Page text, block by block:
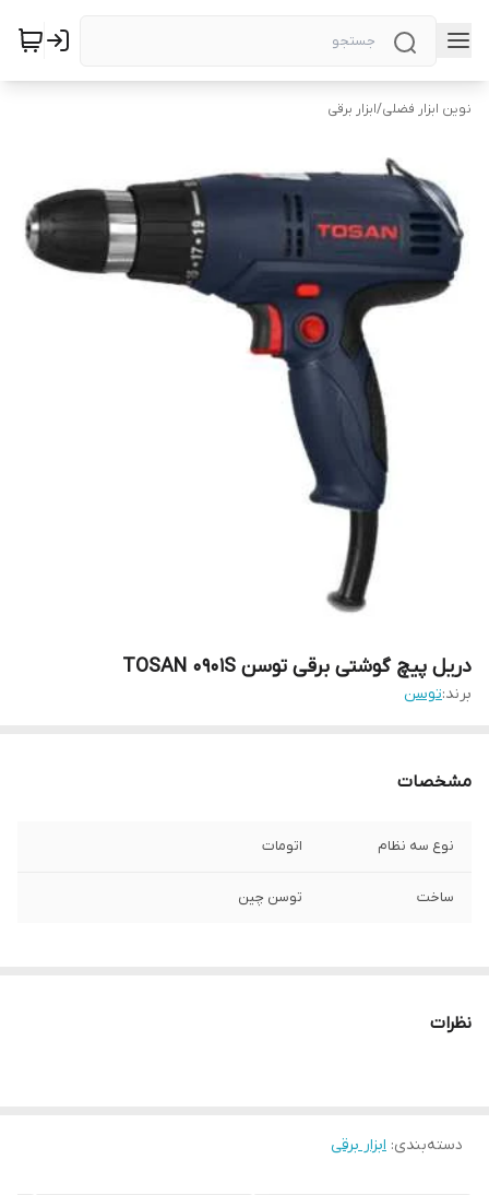
نوین ابزار فضلی/ابزار برقی
دریل پیچ گوشتی برقی توسن TOSAN 0901S
برند:توسن
مشخصات
نوع سه نظام اتومات
ساخت توسن چین
نظرات
دسته‌بندی: ابزار برقی